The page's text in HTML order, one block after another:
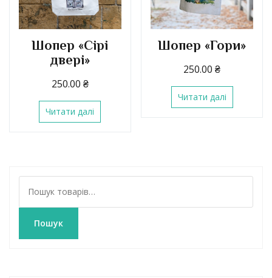
Шопер «Сірі
двері»
250.00 ₴
Читати далі
Шопер «Гори»
250.00₴
Читати далі
к
Пошук